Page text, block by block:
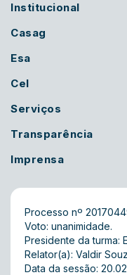
Institucional
Casag
Esa
Cel
Serviços
Transparência
Imprensa
Processo nº
Voto: unanimidade.
Presidente da turma:
Relator(a): Valdir
Data da sessão: